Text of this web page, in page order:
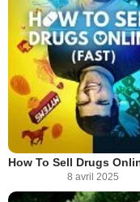
8 avril 2025